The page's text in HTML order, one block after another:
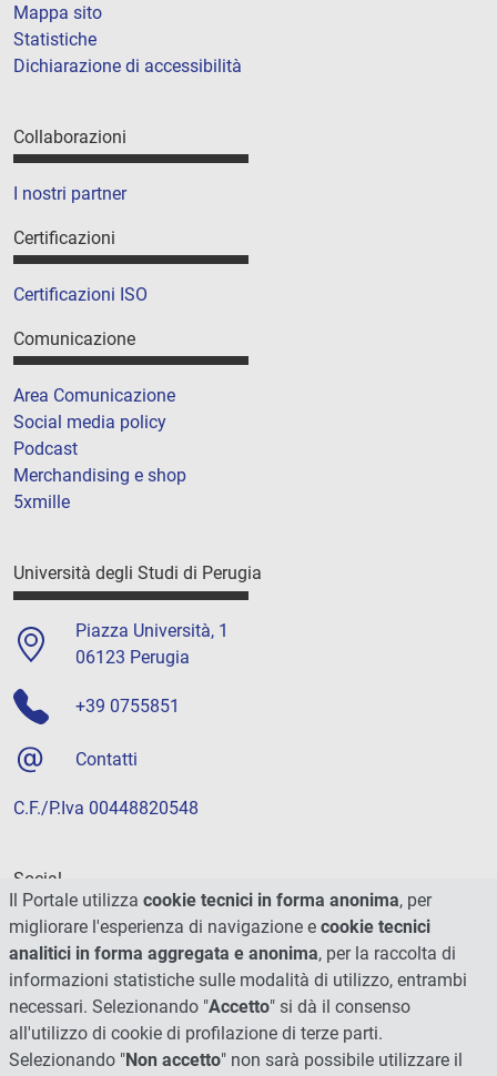
Mappa sito
Statistiche
Dichiarazione di accessibilità
Collaborazioni
I nostri partner
Certificazioni
Certificazioni ISO
Comunicazione
Area Comunicazione
Social media policy
Podcast
Merchandising e shop
5xmille
Università degli Studi di Perugia
Piazza Università, 1
06123 Perugia
+39 0755851
Contatti
C.F./P.Iva 00448820548
Social
Il Portale utilizza cookie tecnici in forma anonima, per
migliorare l'esperienza di navigazione e cookie tecnici
analitici in forma aggregata e anonima, per la raccolta di
informazioni statistiche sulle modalità di utilizzo, entrambi
necessari. Selezionando "Accetto" si dà il consenso
all'utilizzo di cookie di profilazione di terze parti.
Selezionando "Non accetto" non sarà possibile utilizzare il